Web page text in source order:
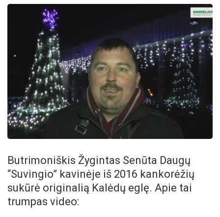
Butrimoniškis Žygintas Senūta Daugų
“Suvingio” kavinėje iš 2016 kankorėžių
sukūrė originalią Kalėdų eglę. Apie tai
trumpas video: